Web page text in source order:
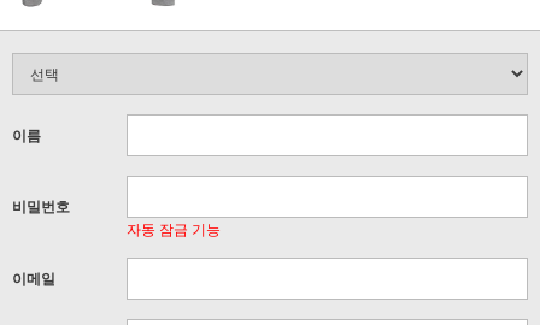
이름
비밀번호
자동 잠금 기능
이메일